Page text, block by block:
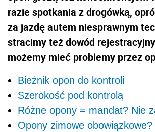
razie spotkania z drogówką,
za jazdę autem niesprawnym
stracimy też dowód
możemy mieć problemy przez
Bieżnik opon do kontroli
Szerokość pod kontrolą
Różne opony = mandat? Nie
Opony zimowe